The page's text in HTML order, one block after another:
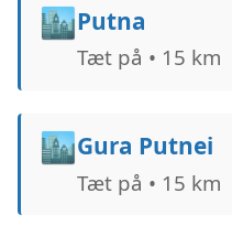
🏙️Putna
Tæt på • 15 km
🏙️Gura Putnei
Tæt på • 15 km